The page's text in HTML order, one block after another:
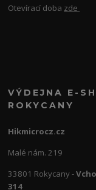
Otevírací doba zde
VÝDEJNA E-
ROKYCANY
Hikmicrocz.cz
Malé nám. 219
33801 Rokycany -
314